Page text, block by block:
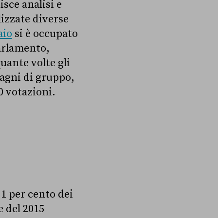
analisi e
diverse
si è occupato
volte gli
di gruppo,
votazioni.
per cento dei
2015